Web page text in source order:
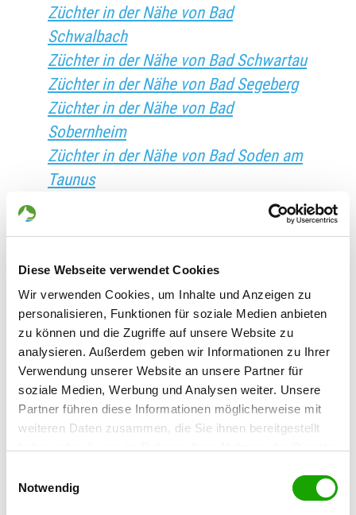
Diese Webseite verwendet Cookies
Wir verwenden Cookies, um Inhalte und Anzeigen zu
personalisieren, Funktionen für soziale Medien anbieten
zu können und die Zugriffe auf unsere Website zu
analysieren. Außerdem geben wir Informationen zu Ihrer
Verwendung unserer Website an unsere Partner für
soziale Medien, Werbung und Analysen weiter. Unsere
Partner führen diese Informationen möglicherweise mit
weiteren Daten zusammen, die Sie ihnen bereitgestellt
Cookies, wenn Sie unsere Webseite weiterhin nutzen.
Notwendig
Züchter in der Nähe von Bad
Schwalbach
Züchter in der Nähe von Bad Schwartau
Züchter in der Nähe von Bad Segeberg
Züchter in der Nähe von Bad
Sobernheim
Züchter in der Nähe von Bad Soden am
Taunus
Züchter in der Nähe von Bad Soden-
Allendorf
Züchter in der Nähe von Bad
Staffelstein
Züchter in der Nähe von Bad Sulza
Züchter in der Nähe von Bad Säckingen
Züchter in der Nähe von Bad Sülze
Züchter in der Nähe von Bad Teinach-
Züchter in der Nähe von Bad Tölz